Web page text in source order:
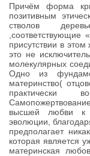
Причём форма
позитивным
стволов
,соответствующие
присутствии в
это не
молекулярных
Одно из
материнство(
практически
высшей любви к
эволюции,
предполагает
которая является
материнская